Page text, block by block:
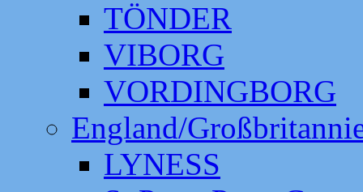
TÖNDER
VIBORG
VORDINGBORG
England/
LYNESS